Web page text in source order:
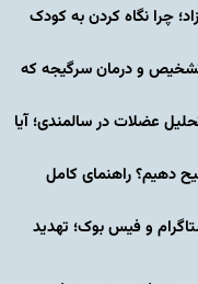
چرا نگاه کردن به کودک
و درمان سرگیجه که
عضلات در سالمندی؛ آیا
دهیم؟ راهنمای کامل
و فیس بوک؛ تهدید